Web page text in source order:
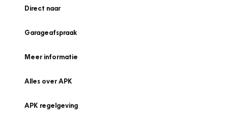
Direct naar
Garageafspraak
Meer informatie
Alles over APK
APK regelgeving